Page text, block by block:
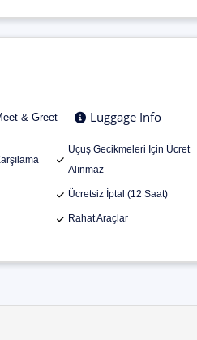
& Greet Luggage Info
Uçuş Gecikmeleri Için Ücret
Alınmaz
Ücretsiz İptal (12 Saat)
Rahat Araçlar